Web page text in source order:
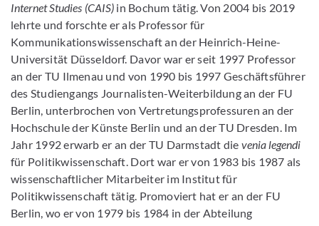
Internet Studies (CAIS)in Bochum tätig. Von 2004 bis 2019
lehrte und forschte er als Professor für
Kommunikationswissenschaft an der Heinrich-Heine-
Universität Düsseldorf. Davor war er seit 1997 Professor
an der TU Ilmenau und von 1990 bis 1997 Geschäftsführer
des Studiengangs Journalisten-Weiterbildung an der FU
Berlin, unterbrochen von Vertretungsprofessuren an der
Hochschule der Künste Berlin und an der TU Dresden. Im
Jahr 1992 erwarb er an der TU Darmstadt die venia legendi
für Politikwissenschaft. Dort war er von 1983 bis 1987 als
wissenschaftlicher Mitarbeiter im Institut für
Politikwissenschaft tätig. Promoviert hat er an der FU
Berlin, wo er von 1979 bis 1984 in der Abteilung